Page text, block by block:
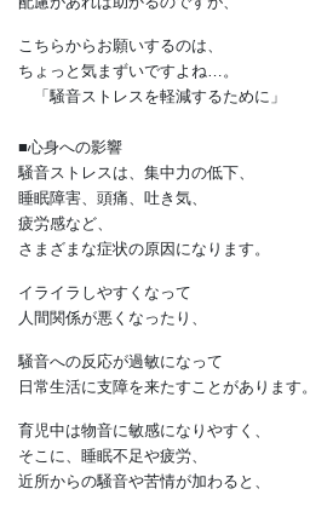
ボール遊びの音に
ストレスを抱える方がいるとか。
静音ボールを使うなどの
こちらからお願いするのは、
ちょっと気まずいですよね…。
「騒音ストレスを軽減するために」
■心身への影響
騒音ストレスは、集中力の低下、
疲労感など、
さまざまな症状の原因になります。
イライラしやすくなって
人間関係が悪くなったり、